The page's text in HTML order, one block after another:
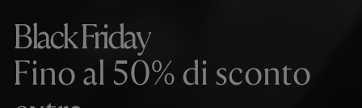
Black Friday
Fino al 50% di sconto